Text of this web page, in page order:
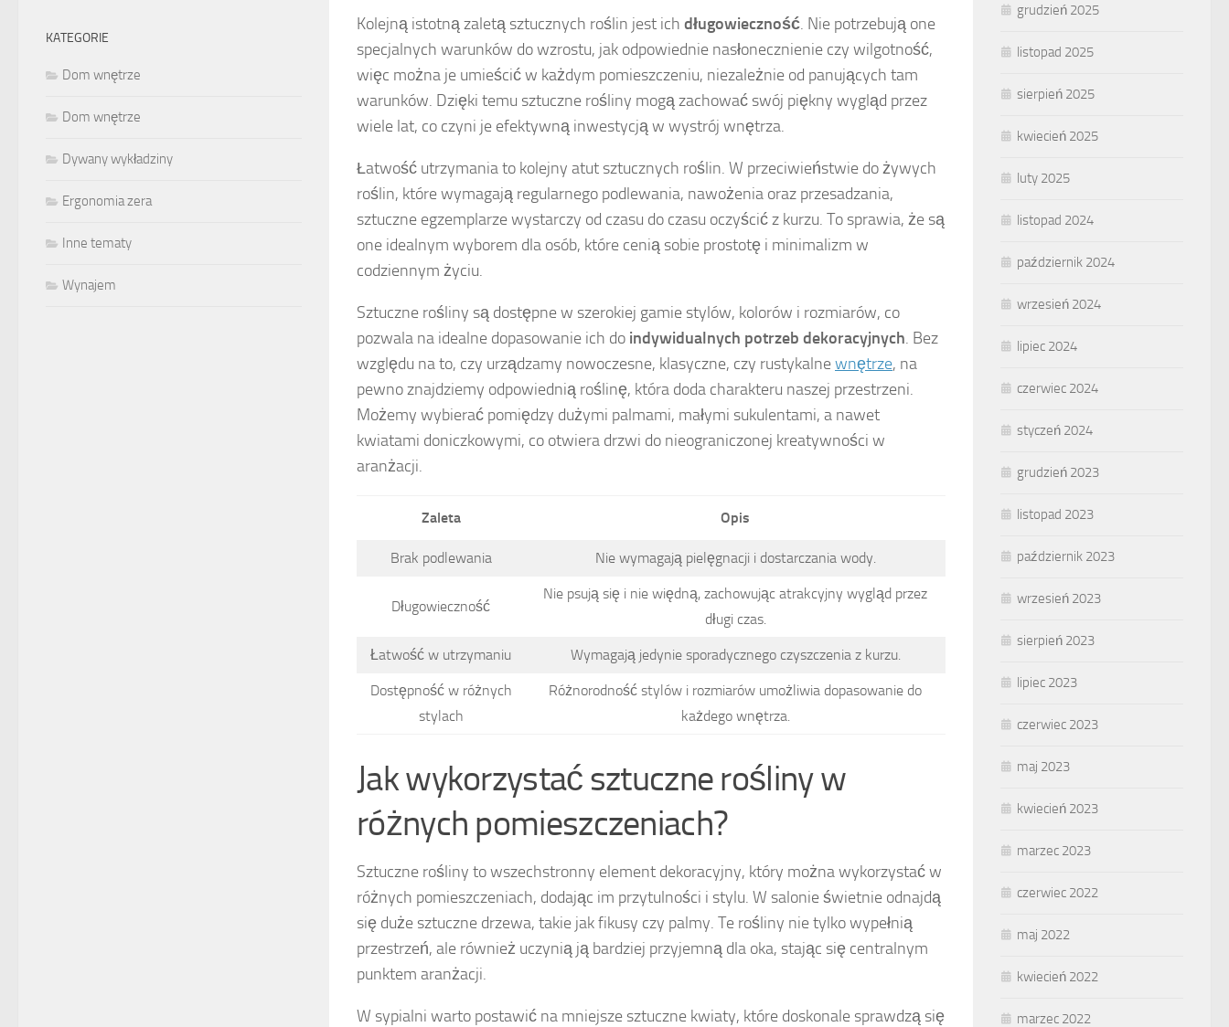
Kolejną istotną zaletą sztucznych roślin jest ich długowieczność. Nie potrzebują one
specjalnych warunków do wzrostu, jak odpowiednie nasłonecznienie czy wilgotność,
więc można je umieścić w każdym pomieszczeniu, niezależnie od panujących tam
warunków. Dzięki temu sztuczne rośliny mogą zachować swój piękny wygląd przez
wiele lat, co czyni je efektywną inwestycją w wystrój wnętrza.
Łatwość utrzymania to kolejny atut sztucznych roślin. W przeciwieństwie do żywych
roślin, które wymagają regularnego podlewania, nawożenia oraz przesadzania,
sztuczne egzemplarze wystarczy od czasu do czasu oczyścić z kurzu. To sprawia, że są
one idealnym wyborem dla osób, które cenią sobie prostotę i minimalizm w
codziennym życiu.
Sztuczne rośliny są dostępne w szerokiej gamie stylów, kolorów i rozmiarów, co
pozwala na idealne dopasowanie ich do indywidualnych potrzeb dekoracyjnych. Bez
względu na to, czy urządzamy nowoczesne, klasyczne, czy rustykalnewnętrze, na
pewno znajdziemy odpowiednią roślinę, która doda charakteru naszej przestrzeni.
Możemy wybierać pomiędzy dużymi palmami, małymi sukulentami, a nawet
kwiatami doniczkowymi, co otwiera drzwi do nieograniczonej kreatywności w
aranżacji.
Zaleta Opis
Brak podlewania Nie wymagają pielęgnacji i dostarczania wody.
Długowieczność
Nie psują się i nie więdną, zachowując atrakcyjny wygląd przez
długi czas.
Łatwość w utrzymaniu Wymagają jedynie sporadycznego czyszczenia z kurzu.
Dostępność w różnych
stylach
Różnorodność stylów i rozmiarów umożliwia dopasowanie do
każdego wnętrza.
Jak wykorzystać sztuczne rośliny w
różnych pomieszczeniach?
Sztuczne rośliny to wszechstronny element dekoracyjny, który można wykorzystać w
różnych pomieszczeniach, dodając im przytulności i stylu. W salonie świetnie odnajdą
się duże sztuczne drzewa, takie jak fikusy czy palmy. Te rośliny nie tylko wypełnią
przestrzeń, ale również uczynią ją bardziej przyjemną dla oka, stając się centralnym
punktem aranżacji.
W sypialni warto postawić na mniejsze sztuczne kwiaty, które doskonale sprawdzą się
KATEGORIE
Dom wnętrze
Dom wnętrze
Dywany wykładziny
Ergonomia zera
Inne tematy
Wynajem
grudzień 2025
listopad 2025
sierpień 2025
kwiecień 2025
luty 2025
listopad 2024
październik 2024
wrzesień 2024
lipiec 2024
czerwiec 2024
styczeń 2024
grudzień 2023
listopad 2023
październik 2023
wrzesień 2023
sierpień 2023
lipiec 2023
czerwiec 2023
maj 2023
kwiecień 2023
marzec 2023
czerwiec 2022
maj 2022
kwiecień 2022
marzec 2022